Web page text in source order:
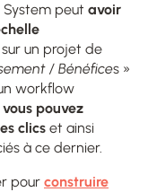
System peut avoir
sur un projet de
/ Bénéfices »
workflow
vous pouvez
clics et ainsi
à ce dernier.
pour construire